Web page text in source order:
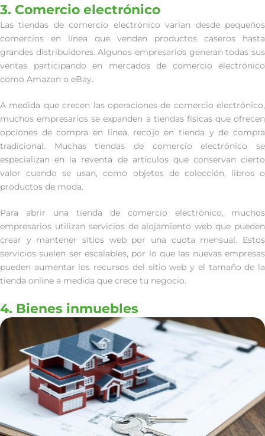
3. Comercio electrónico
Las tiendas de comercio electrónico varían desde pequeños
comercios en línea que venden productos caseros hasta
grandes distribuidores. Algunos empresarios generan todas sus
ventas participando en mercados de comercio electrónico
como Amazon o eBay.
A medida que crecen las operaciones de comercio electrónico,
muchos empresarios se expanden a tiendas físicas que ofrecen
opciones de compra en línea, recojo en tienda y de compra
tradicional. Muchas tiendas de comercio electrónico se
especializan en la reventa de artículos que conservan cierto
valor cuando se usan, como objetos de colección, libros o
productos de moda.
Para abrir una tienda de comercio electrónico, muchos
empresarios utilizan servicios de alojamiento web que pueden
crear y mantener sitios web por una cuota mensual. Estos
servicios suelen ser escalables, por lo que las nuevas empresas
pueden aumentar los recursos del sitio web y el tamaño de la
tienda online a medida que crece tu negocio.
4. Bienes inmuebles